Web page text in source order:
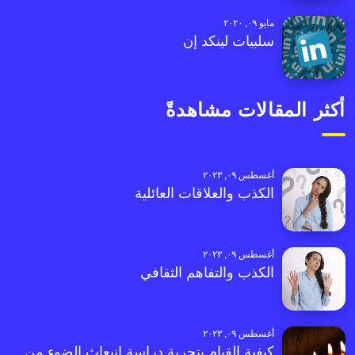
مايو ٠٩, ٢٠٢٠
سلبيات لينكد إن
أكثر المقالات مشاهدةً
أغسطس ٠٩, ٢٠٢٣
الكذب والعلاقات العائلية
أغسطس ٠٩, ٢٠٢٣
الكذب والتفاهم الثقافي
أغسطس ٠٩, ٢٠٢٣
كيفية القيام بتجربة دراسة انبعاث الضوء من